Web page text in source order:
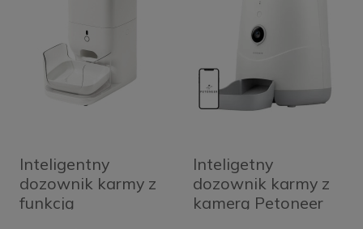
Inteligentny
dozownik karmy z
funkcją
Inteligetny
dozownik karmy z
kamerą Petoneer